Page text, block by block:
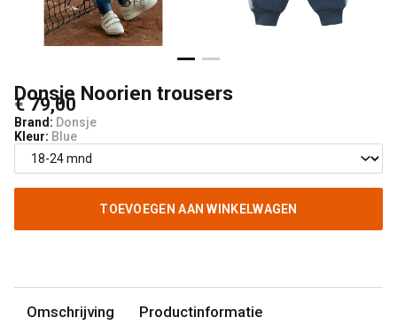
Donsje Noorien trousers
€ 79,00
Brand: Donsje
Kleur: Blue
TOEVOEGEN AAN WINKELWAGEN
Omschrijving Productinformatie